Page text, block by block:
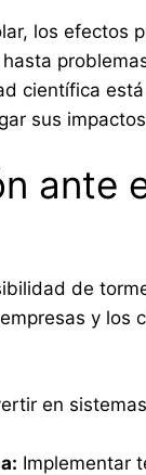
los efectos
científica
sus
ante
de
y los
en
Implementar